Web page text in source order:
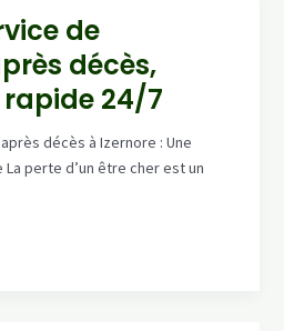
de
décès,
24/7
décès à Izernore : Une
perte d’un être cher est un